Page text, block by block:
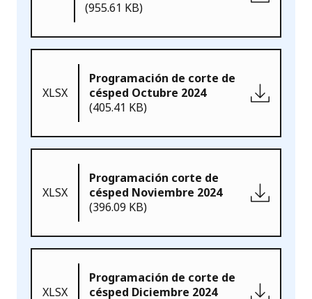
(955.61 KB)
XLSX
Programación de corte de
césped Octubre 2024
(405.41 KB)
XLSX
Programación corte de
césped Noviembre 2024
(396.09 KB)
XLSX
Programación de corte de
césped Diciembre 2024